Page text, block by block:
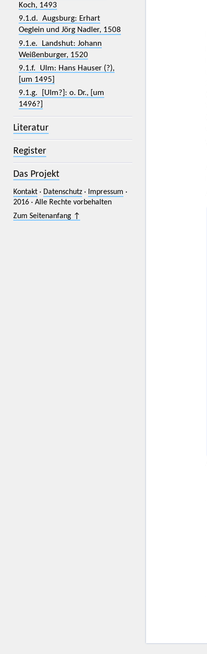
Koch, 1493
9.1.d. Augsburg: Erhart
Oeglein und Jörg Nadler, 1508
9.1.e. Landshut: Johann
Weißenburger, 1520
9.1.f. Ulm: Hans Hauser (?),
[um 1495]
9.1.g. [Ulm?]: o. Dr., [um
1496?]
Literatur
Register
Das Projekt
Kontakt· Datenschutz· Impressum ·
2016 · Alle Rechte vorbehalten
Zum Seitenanfang ↑